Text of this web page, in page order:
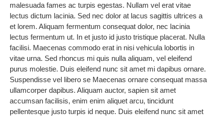
malesuada fames ac turpis egestas. Nullam vel erat vitae
lectus dictum lacinia. Sed nec dolor at lacus sagittis ultrices a
et lorem. Aliquam fermentum consequat dolor, nec lacinia
lectus fermentum ut. In et justo id justo tristique placerat. Nulla
facilisi. Maecenas commodo erat in nisi vehicula lobortis in
vitae urna. Sed rhoncus mi quis nulla aliquam, vel eleifend
purus molestie. Duis eleifend nunc sit amet mi dapibus ornare.
Suspendisse vel libero se Maecenas ornare consequat massa
ullamcorper dapibus. Aliquam auctor, sapien sit amet
accumsan facilisis, enim enim aliquet arcu, tincidunt
pellentesque justo turpis id neque. Duis eleifend nunc sit amet